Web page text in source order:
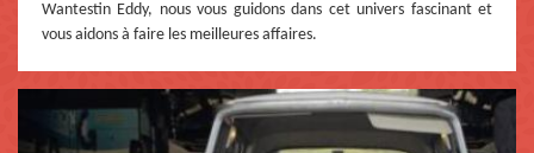
Wantestin Eddy, nous vous guidons dans cet univers fascinant et
vous aidons à faire les meilleures affaires.